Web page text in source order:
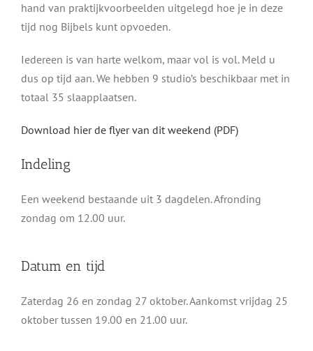
hand van praktijkvoorbeelden uitgelegd hoe je in deze
tijd nog Bijbels kunt opvoeden.
Iedereen is van harte welkom, maar vol is vol. Meld u
dus op tijd aan. We hebben 9 studio’s beschikbaar met in
totaal 35 slaapplaatsen.
Download hier de flyer van dit weekend (PDF)
Indeling
Een weekend bestaande uit 3 dagdelen. Afronding
zondag om 12.00 uur.
Datum en tijd
Zaterdag 26 en zondag 27 oktober. Aankomst vrijdag 25
oktober tussen 19.00 en 21.00 uur.